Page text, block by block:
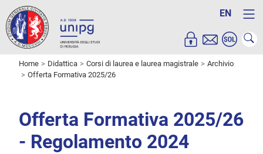
EN
Home Didattica Corsi di laurea e laurea magistrale
Archivio
Offerta Formativa 2025/26
Offerta Formativa 2025/26
- Regolamento 2024